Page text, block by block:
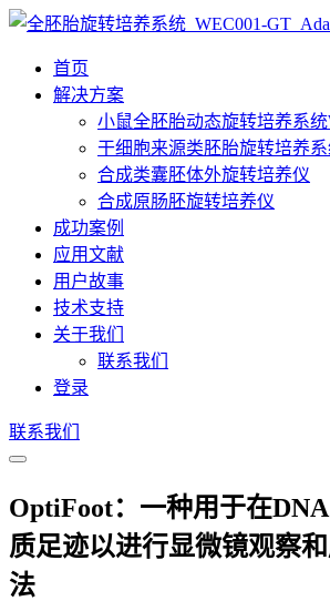
首页
解决方案
小鼠全胚胎动态旋转培养系统
干细胞来源类胚胎旋转培养
合成类囊胚体外旋转培养仪
合成原肠胚旋转培养仪
成功案例
应用文献
用户故事
技术支持
关于我们
联系我们
登录
联系我们
OptiFoot：一种用于在
质足迹以进行显微镜观察
法